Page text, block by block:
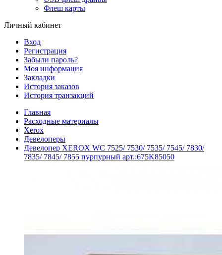
Флеш карты
Личный кабинет
Вход
Регистрация
Забыли пароль?
Моя информация
Закладки
История заказов
История транзакций
Главная
Расходные материалы
Xerox
Девелоперы
Девелопер XEROX WC 7525/ 7530/ 7535/ 7545/ 7830/
7835/ 7845/ 7855 пурпурный арт.:675K85050